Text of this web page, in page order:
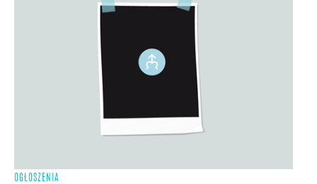
OGŁOSZENIA